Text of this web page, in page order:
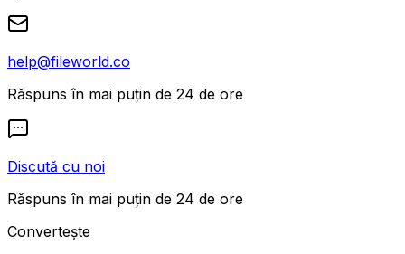
help@fileworld.co
Răspuns în mai puțin de 24 de ore
Discută cu noi
Răspuns în mai puțin de 24 de ore
Convertește